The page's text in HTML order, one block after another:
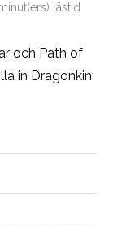
lästid
och Path of
in Dragonkin: